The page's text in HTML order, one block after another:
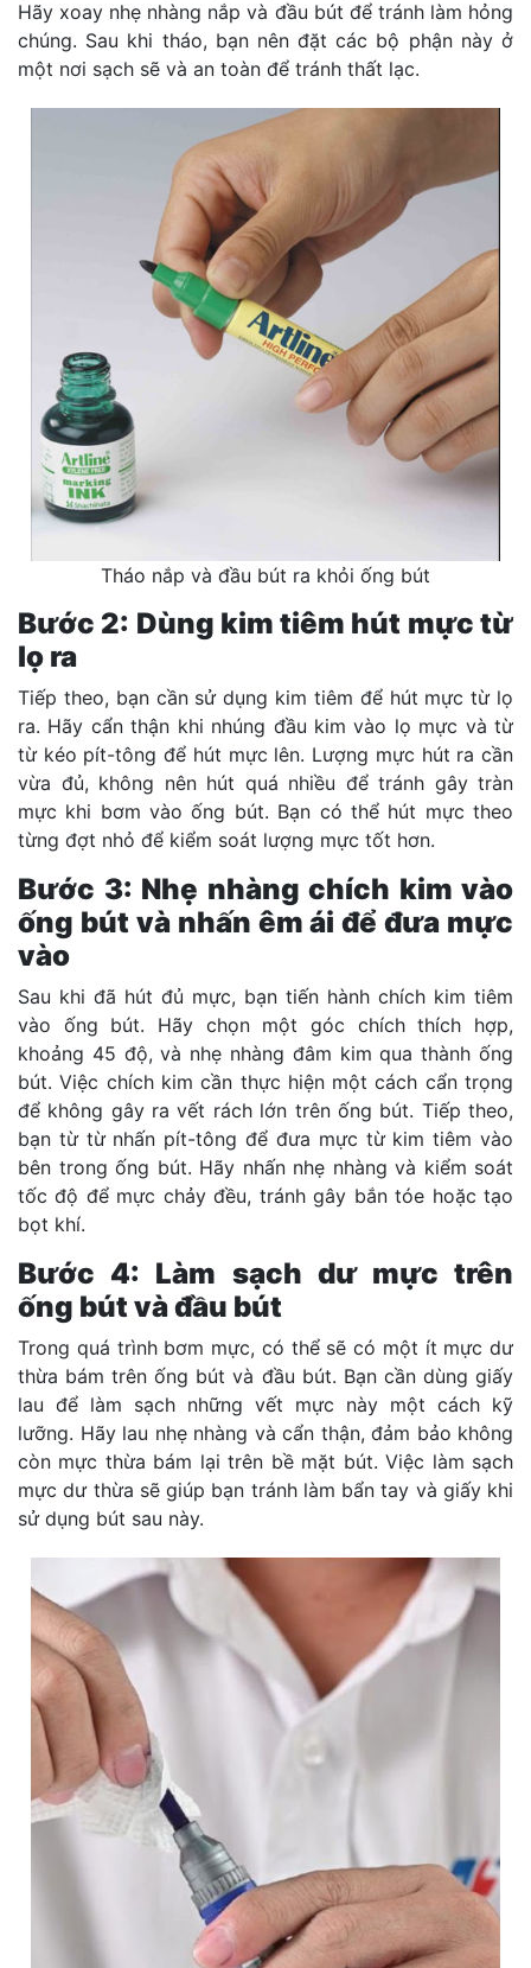
Hãy xoay nhẹ nhàng nắp và đầu bút để tránh làm hỏng
chúng. Sau khi tháo, bạn nên đặt các bộ phận này ở
một nơi sạch sẽ và an toàn để tránh thất lạc.
Tháo nắp và đầu bút ra khỏi ống bút
Bước 2: Dùng kim tiêm hút mực từ
lọ ra
Tiếp theo, bạn cần sử dụng kim tiêm để hút mực từ lọ
ra. Hãy cẩn thận khi nhúng đầu kim vào lọ mực và từ
từ kéo pít-tông để hút mực lên. Lượng mực hút ra cần
vừa đủ, không nên hút quá nhiều để tránh gây tràn
mực khi bơm vào ống bút. Bạn có thể hút mực theo
từng đợt nhỏ để kiểm soát lượng mực tốt hơn.
Bước 3: Nhẹ nhàng chích kim vào
ống bút và nhấn êm ái để đưa mực
vào
Sau khi đã hút đủ mực, bạn tiến hành chích kim tiêm
vào ống bút. Hãy chọn một góc chích thích hợp,
khoảng 45 độ, và nhẹ nhàng đâm kim qua thành ống
bút. Việc chích kim cần thực hiện một cách cẩn trọng
để không gây ra vết rách lớn trên ống bút. Tiếp theo,
bạn từ từ nhấn pít-tông để đưa mực từ kim tiêm vào
bên trong ống bút. Hãy nhấn nhẹ nhàng và kiểm soát
tốc độ để mực chảy đều, tránh gây bắn tóe hoặc tạo
bọt khí.
Bước 4: Làm sạch dư mực trên
ống bút và đầu bút
Trong quá trình bơm mực, có thể sẽ có một ít mực dư
thừa bám trên ống bút và đầu bút. Bạn cần dùng giấy
lau để làm sạch những vết mực này một cách kỹ
lưỡng. Hãy lau nhẹ nhàng và cẩn thận, đảm bảo không
còn mực thừa bám lại trên bề mặt bút. Việc làm sạch
mực dư thừa sẽ giúp bạn tránh làm bẩn tay và giấy khi
sử dụng bút sau này.